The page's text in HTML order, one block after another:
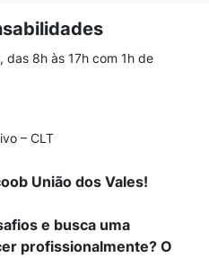
das 8h às 17h com 1h de
– CLT
União dos Vales!
e busca uma
profissionalmente? O